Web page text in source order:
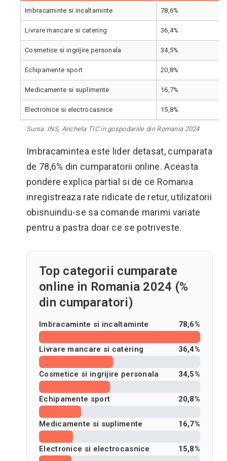
Imbracaminte si incaltaminte 78,6%
Livrare mancare si catering 36,4%
Cosmetice si ingrijire personala 34,5%
Echipamente sport 20,8%
Medicamente si suplimente 16,7%
Electronice si electrocasnice 15,8%
Sursa: INS, Ancheta TIC in gospodariile din Romania 2024
Imbracamintea este lider detasat, cumparata
de 78,6% din cumparatorii online. Aceasta
pondere explica partial si de ce Romania
inregistreaza rate ridicate de retur, utilizatorii
obisnuindu-se sa comande marimi variate
pentru a pastra doar ce se potriveste.
Top categorii cumparate
online in Romania 2024 (%
din cumparatori)
Imbracaminte si incaltaminte 78,6%
Livrare mancare si catering 36,4%
Cosmetice si ingrijire personala 34,5%
Echipamente sport 20,8%
Medicamente si suplimente 16,7%
Electronice si electrocasnice 15,8%